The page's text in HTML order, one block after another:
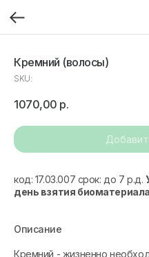
Кремний (волосы)
SKU:
1070,00 р.
код: 17.03.007 срок: до 7 р.д.
день взятия
Описание
Кремний - жизненно